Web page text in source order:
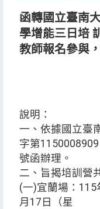
函轉國立臺南
學增能三日培
教師報名參與
說明：
一、依據國立臺
字第1150008909
號函辦理。
二、旨揭培訓營
(一)宜蘭場：
月17日（星